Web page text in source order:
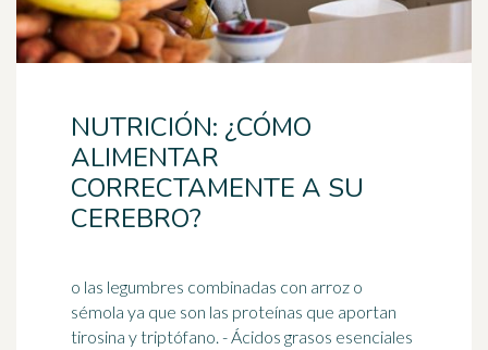
NUTRICIÓN: ¿CÓMO
ALIMENTAR
CORRECTAMENTE A SU
CEREBRO?
o las legumbres combinadas con arroz o
sémola ya que son las proteínas que aportan
tirosina y triptófano. - Ácidos grasos esenciales